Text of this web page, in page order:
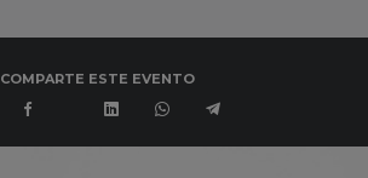
COMPARTE ESTE EVENTO